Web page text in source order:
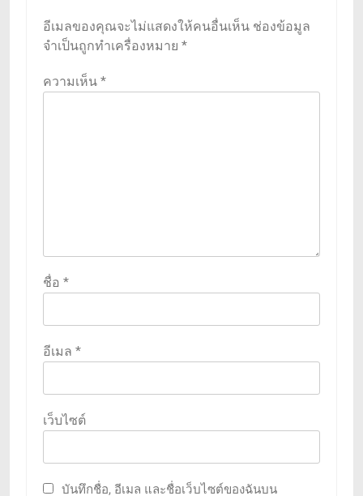
อีเมลของคุณจะไม่แสดงให้คนอื่นเห็น ช่องข้อมูล
จำเป็นถูกทำเครื่องหมาย *
ความเห็น *
ชื่อ *
อีเมล *
เว็บไซต์
บันทึกชื่อ, อีเมล และชื่อเว็บไซต์ของฉันบน